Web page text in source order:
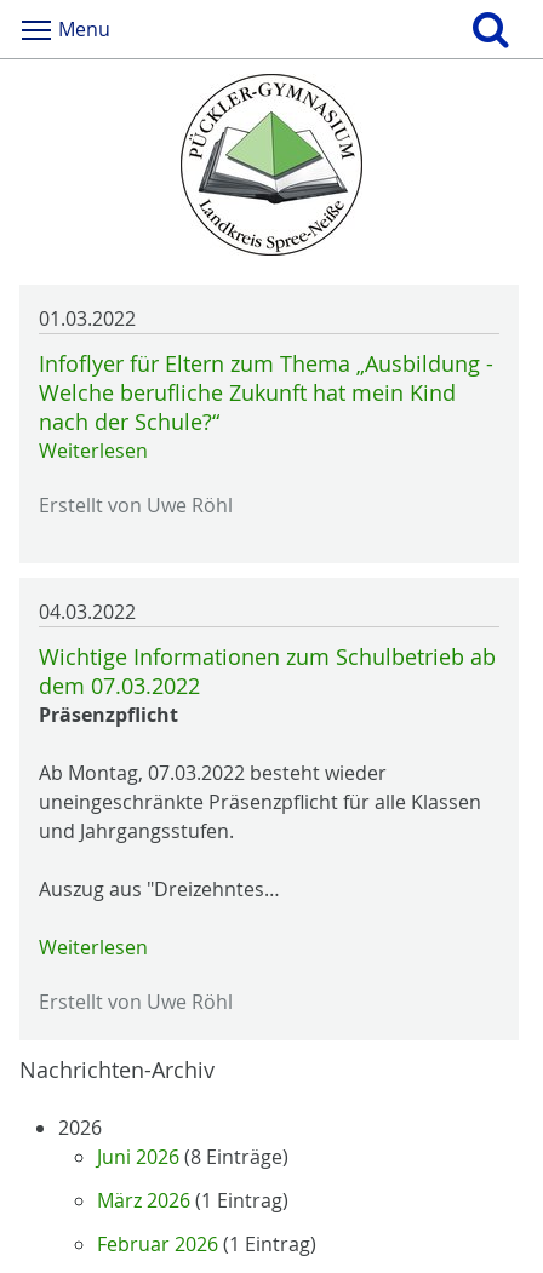
Menu
01.03.2022
Infoflyer für Eltern zum Thema „Ausbildung -
Welche berufliche Zukunft hat mein Kind
nach der Schule?“
Weiterlesen
Erstellt von Uwe Röhl
04.03.2022
Wichtige Informationen zum Schulbetrieb ab
dem 07.03.2022
Präsenzpflicht
Ab Montag, 07.03.2022 besteht wieder
uneingeschränkte Präsenzpflicht für alle Klassen
und Jahrgangsstufen.
Auszug aus "Dreizehntes…
Weiterlesen
Erstellt von Uwe Röhl
Nachrichten-Archiv
2026
Juni 2026(8 Einträge)
März 2026(1 Eintrag)
Februar 2026(1 Eintrag)